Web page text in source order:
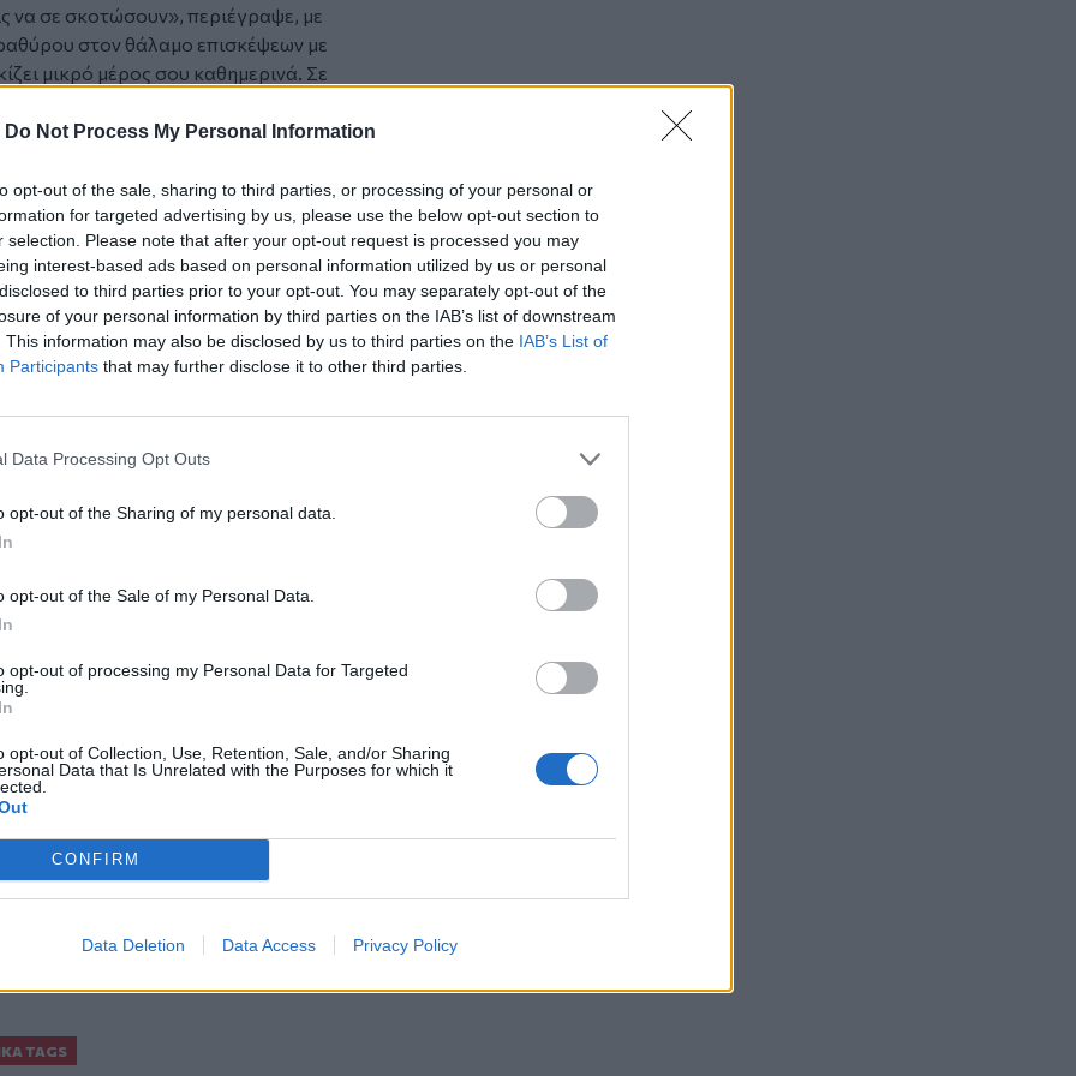
Do Not Process My Personal Information
opt-out of the sale, sharing to third parties, or processing of your personal or
for targeted advertising by us, please use the below opt-out section to
selection. Please note that after your opt-out request is processed you may
interest-based ads based on personal information utilized by us or personal
to third parties prior to your opt-out. You may separately opt-out of the
of your personal information by third parties on the IAB’s list of downstream
This information may also be disclosed by us to third parties on the IAB’s List of
Participants that may further disclose it to other third parties.
Data Processing Opt Outs
opt-out of the Sharing of my personal data.
opt-out of the Sale of my Personal Data.
opt-out of processing my Personal Data for Targeted
opt-out of Collection, Use, Retention, Sale, and/or Sharing
Data that Is Unrelated with the Purposes for which it
CONFIRM
Data Deletion Data Access Privacy Policy
να σε σκοτώσουν», περιέγραψε, με
στον θάλαμο επισκέψεων με
μικρό μέρος σου καθημερινά. Σε
ιερέας τις τελευταίες στιγμές του.
δεκατρία χρόνια», ανέφερε, καθώς
χθες ήταν πως αισθανόταν
της οποίας συγκαταλέγεται ο νέος
σε 23 από τις 50 αμερικανικές
στο Όρεγκον και στην Πενσιλβάνια,
της.
των ισραηλινών επιθέσεων
για τη Λωρίδα της Γάζας
δωρεάν από τη Διώρυγα του
Google Newsκαι στοFacebook
μας στο
TAGS
Ρόδος: Έσπασε ο κάβος και τραυμάτισε
ναυτικό